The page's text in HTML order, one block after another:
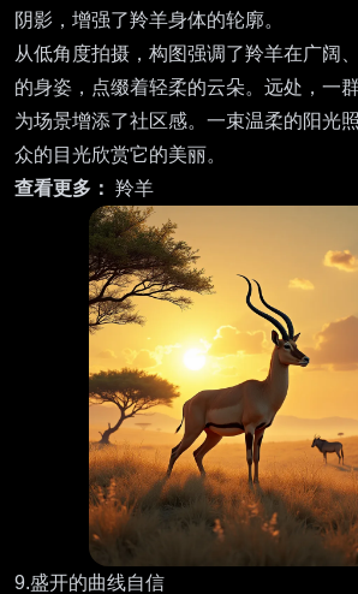
阴影，增强了羚羊身体的轮廓。
从低角度拍摄，构图强调了羚羊在广阔
的身姿，点缀着轻柔的云朵。远处，一
为场景增添了社区感。一束温柔的阳光
众的目光欣赏它的美丽。
查看更多： 羚羊
9.盛开的曲线自信